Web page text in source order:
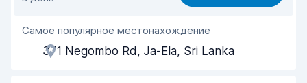
Помощь агентов
Скорость получения
Самое популярное местонахождение
371 Negombo Rd, Ja-Ela, Sri Lanka